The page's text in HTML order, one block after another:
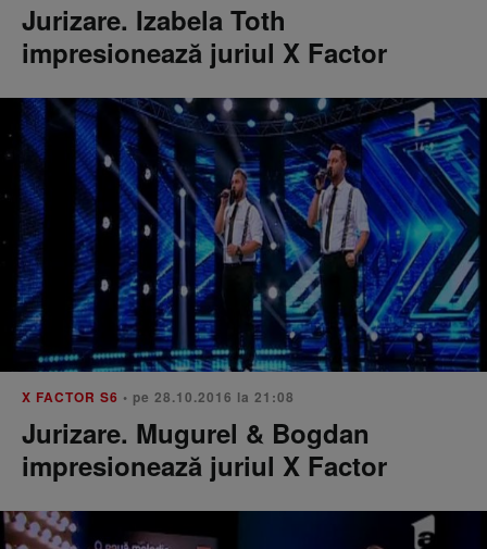
Jurizare. Izabela Toth
impresionează juriul X Factor
X FACTOR S6 • pe 28.10.2016 la 21:08
Jurizare. Mugurel & Bogdan
impresionează juriul X Factor